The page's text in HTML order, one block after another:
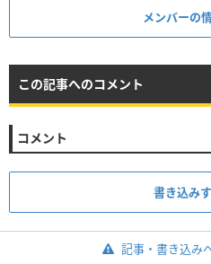
メンバーの
この記事へのコメント
コメント
書き込み
記事・書き込み